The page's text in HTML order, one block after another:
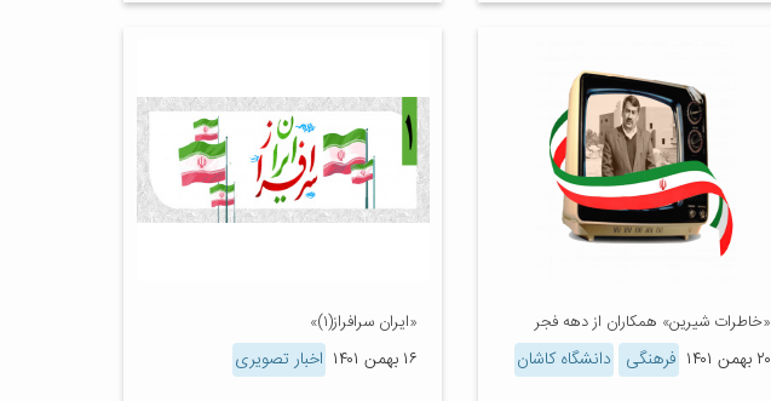
«خاطرات شیرین» همکاران از دهه فجر
۲۰ بهمن ۱۴۰۱ فرهنگی دانشگاه کاشان
«ایران سرافراز(۱)»
۱۶ بهمن ۱۴۰۱ اخبار تصویری